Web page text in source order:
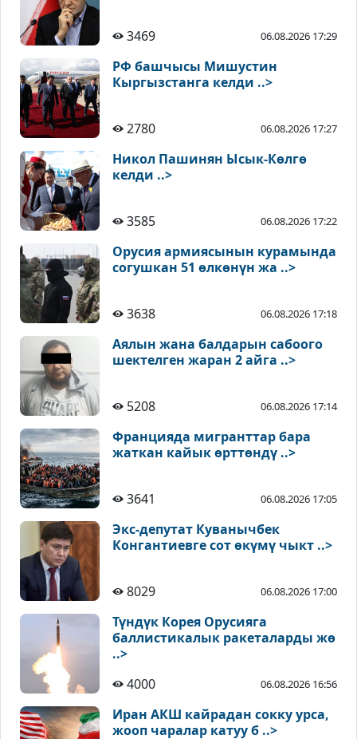
3469 06.08.2026 17:29
РФ башчысы Мишустин
Кыргызстанга келди ..>
2780 06.08.2026 17:27
Никол Пашинян Ысык-Көлгө
келди ..>
3585 06.08.2026 17:22
Орусия армиясынын курамында
согушкан 51 өлкөнүн жа ..>
3638 06.08.2026 17:18
Аялын жана балдарын сабоого
шектелген жаран 2 айга ..>
5208 06.08.2026 17:14
Францияда мигранттар бара
жаткан кайык өрттөндү ..>
3641 06.08.2026 17:05
Экс-депутат Куванычбек
Конгантиевге сот өкүмү чыкт ..>
8029 06.08.2026 17:00
Түндүк Корея Орусияга
баллистикалык ракеталарды жө
..>
4000
06.08.2026 16:56
Иран АКШ кайрадан сокку урса,
жооп чаралар катуу б ..>